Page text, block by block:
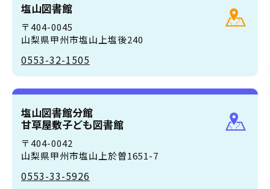
塩山図書館
〒404-0045
山梨県甲州市塩山上塩後240
0553-32-1505
塩山図書館分館
甘草屋敷子ども図書館
〒404-0042
山梨県甲州市塩山上於曽1651-7
0553-33-5926